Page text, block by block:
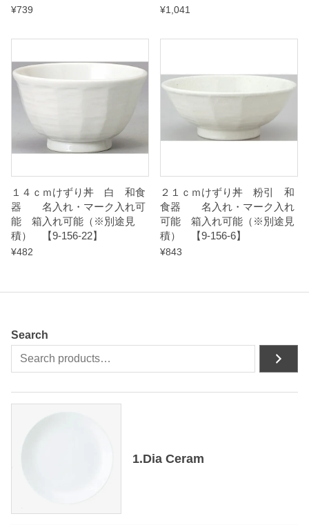
u
¥739 ¥1,041
１４ｃｍけずり丼 白 和食
器 名入れ・マーク入れ可
能 箱入れ可能（※別途見
積） 【9-156-22】
¥482
２１ｃｍけずり丼 粉引 和
食器 名入れ・マーク入れ
可能 箱入れ可能（※別途見
積） 【9-156-6】
¥843
Search
1.Dia Ceram